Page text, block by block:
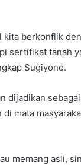
kita berkonflik
sertifikat tanah
Sugiyono.
dijadikan
mata
memang asli,